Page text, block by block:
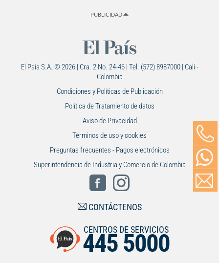
PUBLICIDAD
El País S.A. © 2026 | Cra. 2 No. 24-46 | Tel. (572) 8987000 | Cali -
Colombia
Condiciones y Políticas de Publicación
Política de Tratamiento de datos
Aviso de Privacidad
Términos de uso y cookies
Preguntas frecuentes - Pagos electrónicos
Superintendencia de Industria y Comercio de Colombia
CONTÁCTENOS
CENTROS DE SERVICIOS
445 5000